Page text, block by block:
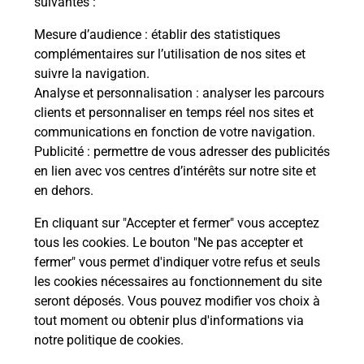
Mesure d’audience : établir des statistiques
complémentaires sur l’utilisation de nos sites et
suivre la navigation.
Analyse et personnalisation : analyser les parcours
clients et personnaliser en temps réel nos sites et
communications en fonction de votre navigation.
Publicité : permettre de vous adresser des publicités
en lien avec vos centres d’intérêts sur notre site et
en dehors.
En cliquant sur "Accepter et fermer" vous acceptez
tous les cookies. Le bouton "Ne pas accepter et
fermer" vous permet d'indiquer votre refus et seuls
les cookies nécessaires au fonctionnement du site
seront déposés. Vous pouvez modifier vos choix à
tout moment ou obtenir plus d'informations via
notre politique de cookies.
Boîte aux lettres La Poste
Prochaine collecte du courrierlundià 09h00
5 Rue De La Miltiere
44240
Suce Sur Erdre
Itinéraire
Le lien s'ouvre dans un nouvel onglet
Localiser Liste Boîtes aux lettres
Loire-Atlantique
Suce Sur Erdre